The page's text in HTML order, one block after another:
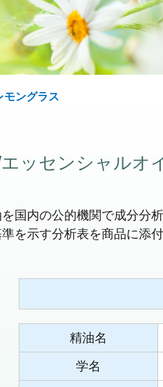
モングラス
ッセンシャルオ
国内の公的機関で成分分
を示す分析表を商品に添付
精油名
学名